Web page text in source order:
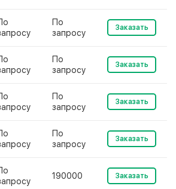
По
запросу
Заказать
По
запросу
Заказать
По
запросу
Заказать
По
запросу
Заказать
190000 Заказать